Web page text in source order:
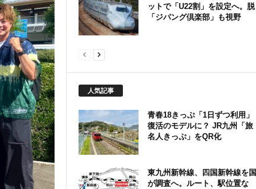
ットで「U22割」を設定へ。脱
「ジパング倶楽部」も視野
人気記事
青春18きっぷ「1日ずつ利用」
復活のモデルに？ JR九州「旅
名人きっぷ」をQR化
東九州新幹線、四国新幹線を国
が調査へ。ルート、駅位置な